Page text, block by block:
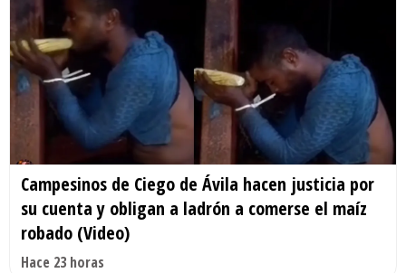
Campesinos de Ciego de Ávila hacen justicia por
su cuenta y obligan a ladrón a comerse el maíz
robado (Video)
Hace 23 horas